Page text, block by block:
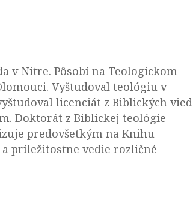
v Nitre. Pôsobí na Teologickom
Vyštudoval teológiu v
licenciát z Biblických vied
Doktorát z Biblickej teológie
predovšetkým na Knihu
príležitostne vedie rozličné